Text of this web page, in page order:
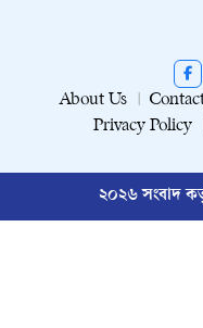
About Us
Privacy Policy
২০২৬ সংবাদ